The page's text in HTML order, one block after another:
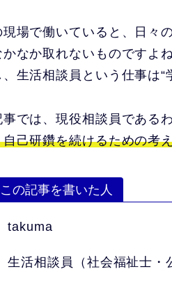
現場で働いていると、日々
かなか取れないものですよね
、生活相談員という仕事は“
事では、現役相談員である
自己研鑽を続けるための考
この記事を書いた人
takuma
生活相談員（社会福祉士・